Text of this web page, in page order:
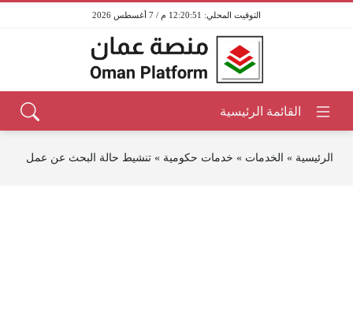
12:20:51 م / 7 أغسطس 2026
الرئيسية » الخدمات » خدمات حكومية » تنشيط حالة البحث عن عمل